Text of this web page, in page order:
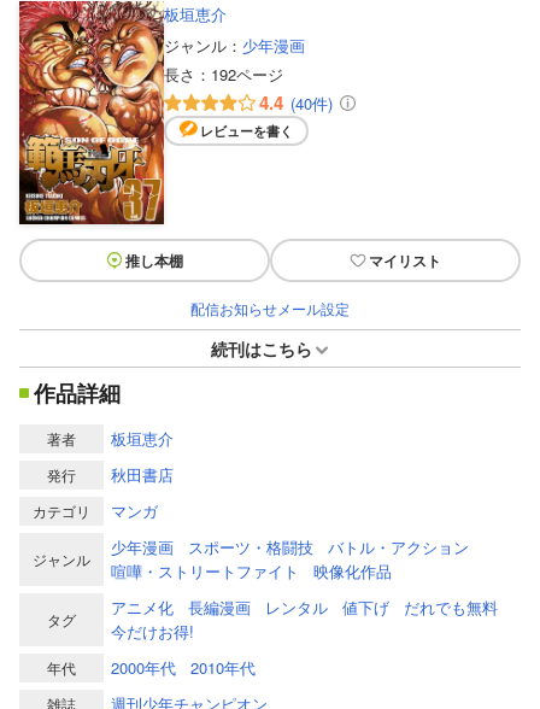
板垣恵介
ジャンル： 少年漫画
長さ： 192ページ
4.4 (40件)
レビューを書く
推し本棚 マイリスト
配信お知らせメール設定
続刊はこちら
作品詳細
著者 板垣恵介
発行 秋田書店
カテゴリ マンガ
ジャンル
少年漫画 スポーツ・格闘技
バトル・アクション
喧嘩・ストリートファイト
映像化作品
タグ
アニメ化 長編漫画 レンタル 値下げ
だれでも無料
今だけお得!
年代 2000年代 2010年代
雑誌 週刊少年チャンピオン